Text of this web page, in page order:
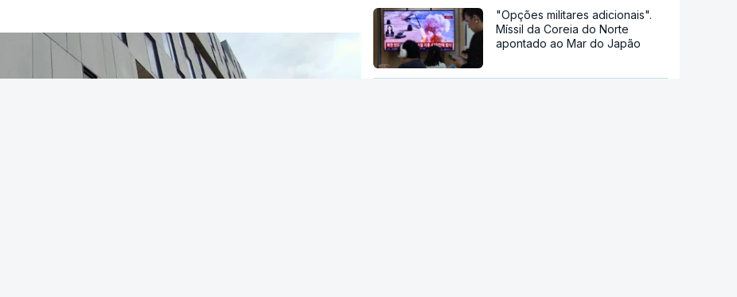
"Opções militares adicionais".
Míssil da Coreia do Norte
apontado ao Mar do Japão